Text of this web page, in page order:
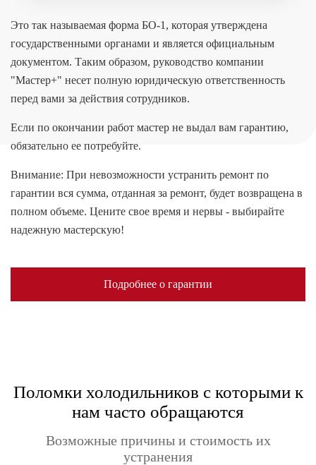
Это так называемая форма БО-1, которая утверждена
государственными органами и является официальным
документом. Таким образом, руководство компании
"Мастер+" несет полную юридическую ответственность
перед вами за действия сотрудников.
Если по окончании работ мастер не выдал вам гарантию,
обязательно ее потребуйте.
Внимание: При невозможности устранить ремонт по
гарантии вся сумма, отданная за ремонт, будет возвращена в
полном объеме. Цените свое время и нервы - выбирайте
надежную мастерскую!
Подробнее о гарантии
Поломки холодильников с которыми к
нам часто обращаются
Возможные причины и стоимость их
устранения